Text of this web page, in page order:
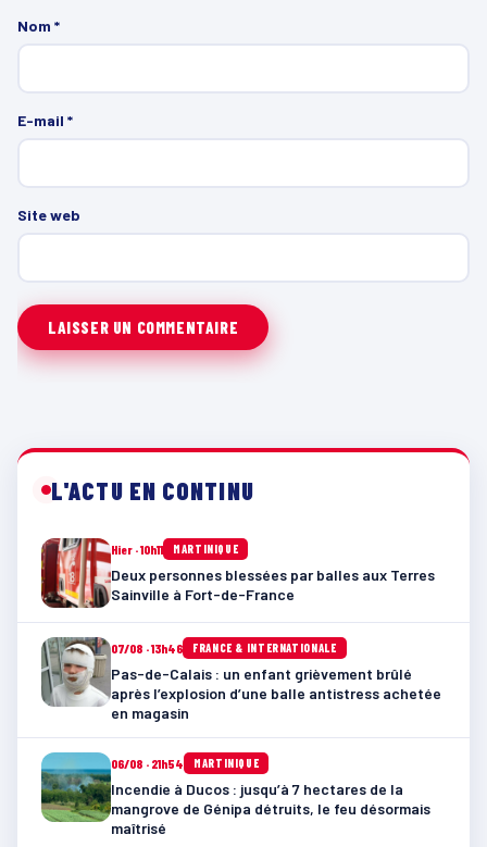
Nom *
E-mail *
Site web
L'ACTU EN CONTINU
Hier · 10h11 MARTINIQUE
Deux personnes blessées par balles aux Terres
Sainville à Fort-de-France
07/08 · 13h46 FRANCE & INTERNATIONALE
Pas-de-Calais : un enfant grièvement brûlé
après l’explosion d’une balle antistress achetée
en magasin
06/08 · 21h54 MARTINIQUE
Incendie à Ducos : jusqu’à 7 hectares de la
mangrove de Génipa détruits, le feu désormais
maîtrisé